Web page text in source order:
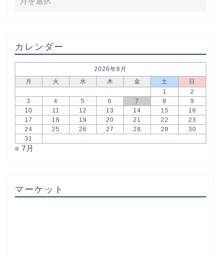
カレンダー
2026年8月
月
火 水 木 金 土
日
1
2
3
4 5 6 7 8
9
10
11 12 13 14 15
16
17
18 19 20 21 22
23
24
25 26 27 28 29
30
31
« 7月
マーケット